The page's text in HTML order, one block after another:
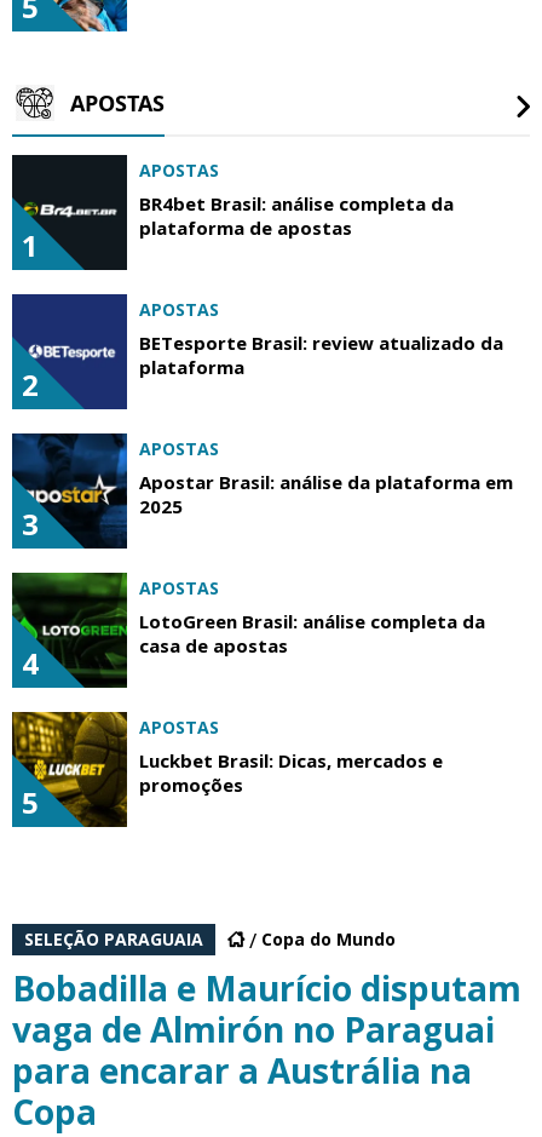
APOSTAS
1
APOSTAS
BR4bet Brasil: análise completa da
plataforma de apostas
2
APOSTAS
BETesporte Brasil: review atualizado da
plataforma
3
APOSTAS
Apostar Brasil: análise da plataforma em
2025
4
APOSTAS
LotoGreen Brasil: análise completa da
casa de apostas
5
APOSTAS
Luckbet Brasil: Dicas, mercados e
promoções
SELEÇÃO PARAGUAIA Copa do Mundo
Bobadilla e Maurício disputam
vaga de Almirón no Paraguai
para encarar a Austrália na
Copa